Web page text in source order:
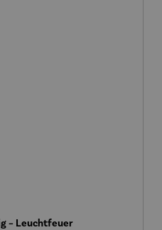
– Leuchtfeuer